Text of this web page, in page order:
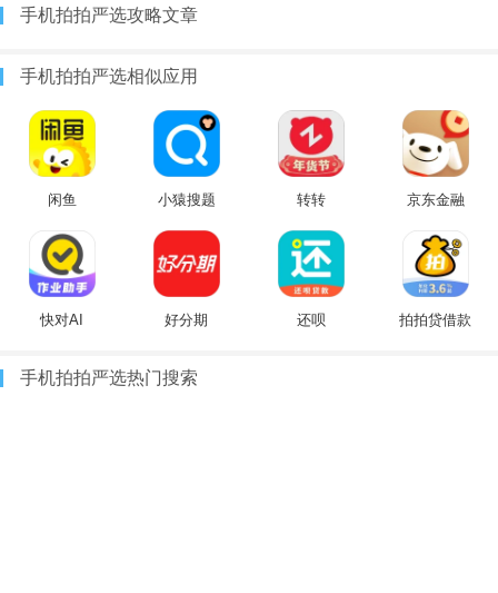
手机拍拍严选攻略文章
手机拍拍严选相似应用
闲鱼 小猿搜题 转转 京东金融
快对AI 好分期 还呗 拍拍贷借款
手机拍拍严选热门搜索